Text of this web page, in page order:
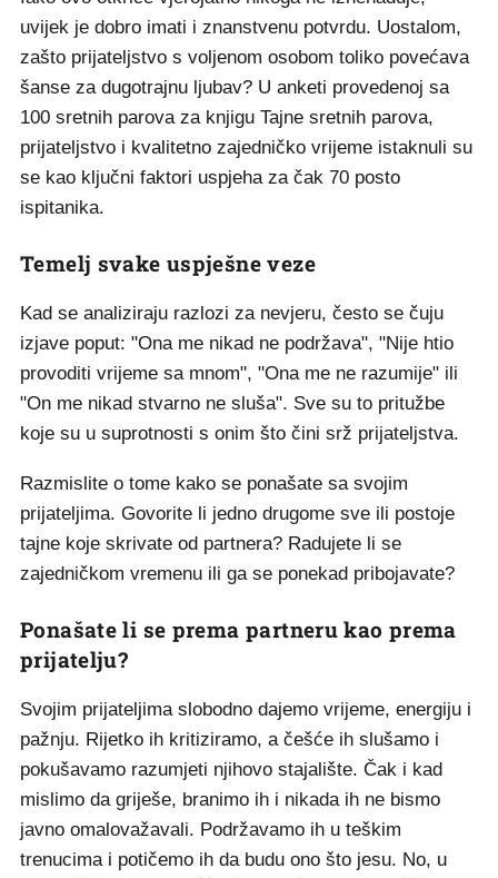
uvijek je dobro imati i znanstvenu potvrdu. Uostalom,
zašto prijateljstvo s voljenom osobom toliko povećava
šanse za dugotrajnu ljubav? U anketi provedenoj sa
100 sretnih parova za knjigu Tajne sretnih parova,
prijateljstvo i kvalitetno zajedničko vrijeme istaknuli su
se kao ključni faktori uspjeha za čak 70 posto
ispitanika.
Temelj svake uspješne veze
Kad se analiziraju razlozi za nevjeru, često se čuju
izjave poput: "Ona me nikad ne podržava", "Nije htio
provoditi vrijeme sa mnom", "Ona me ne razumije" ili
"On me nikad stvarno ne sluša". Sve su to pritužbe
koje su u suprotnosti s onim što čini srž prijateljstva.
Razmislite o tome kako se ponašate sa svojim
prijateljima. Govorite li jedno drugome sve ili postoje
tajne koje skrivate od partnera? Radujete li se
zajedničkom vremenu ili ga se ponekad pribojavate?
Ponašate li se prema partneru kao prema
prijatelju?
Svojim prijateljima slobodno dajemo vrijeme, energiju i
pažnju. Rijetko ih kritiziramo, a češće ih slušamo i
pokušavamo razumjeti njihovo stajalište. Čak i kad
mislimo da griješe, branimo ih i nikada ih ne bismo
javno omalovažavali. Podržavamo ih u teškim
trenucima i potičemo ih da budu ono što jesu. No, u